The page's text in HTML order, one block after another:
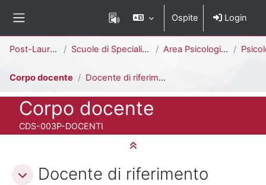
Ospite Login
Post-Laurea Scuole di Specializzazione Area Psicologica Psicologia
Corpo docente Docente di riferimento
Titolo del corso
Corpo docente
Codice identificativo del corso
CDS-003P-DOCENTI
Schema della sezione
Minimizza tutto
Docente di riferimento